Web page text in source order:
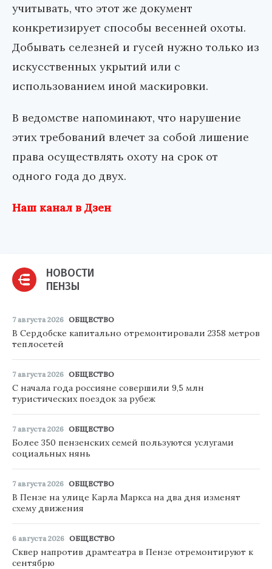
учитывать, что этот же документ
конкретизирует способы весенней охоты.
Добывать селезней и гусей нужно только из
искусственных укрытий или с
использованием иной маскировки.
В ведомстве напоминают, что нарушение
этих требований влечет за собой лишение
права осуществлять охоту на срок от
одного года до двух.
Наш канал в Дзен
НОВОСТИ
ПЕНЗЫ
7 августа 2026 ОБЩЕСТВО
В Сердобске капитально отремонтировали 2358 метров
теплосетей
7 августа 2026 ОБЩЕСТВО
С начала года россияне совершили 9,5 млн
туристических поездок за рубеж
7 августа 2026 ОБЩЕСТВО
Более 350 пензенских семей пользуются услугами
социальных нянь
7 августа 2026 ОБЩЕСТВО
В Пензе на улице Карла Маркса на два дня изменят
схему движения
6 августа 2026 ОБЩЕСТВО
Сквер напротив драмтеатра в Пензе отремонтируют к
сентябрю